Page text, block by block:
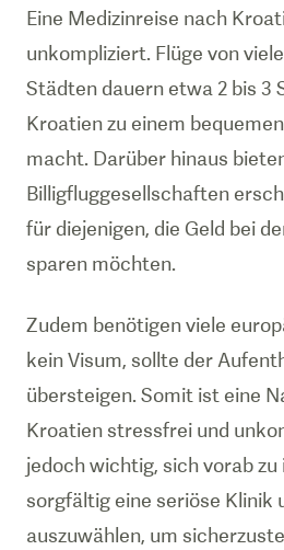
Eine Medizinreise nach
unkompliziert. Flüge von
Städten dauern etwa 2 bis 3
Kroatien zu einem
macht. Darüber hinaus
Billigfluggesellschaften
für diejenigen, die Geld bei
sparen möchten.
Zudem benötigen viele
kein Visum, sollte der
übersteigen. Somit ist eine
Kroatien stressfrei und
jedoch wichtig, sich vorab
sorgfältig eine seriöse Klinik
auszuwählen, um